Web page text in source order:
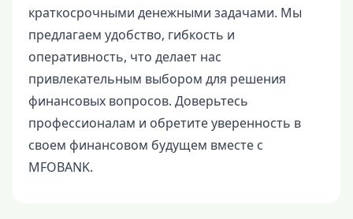
краткосрочными денежными задачами. Мы
предлагаем удобство, гибкость и
оперативность, что делает нас
привлекательным выбором для решения
финансовых вопросов. Доверьтесь
профессионалам и обретите уверенность в
своем финансовом будущем вместе с
MFOBANK.